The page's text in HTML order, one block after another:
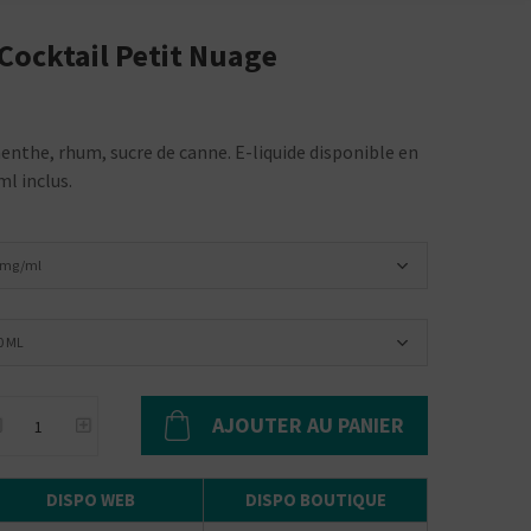
Petit Nuage
rhum, sucre de canne. E-liquide disponible en
inclus.
ml
ML
AJOUTER AU PANIER
DISPO WEB DISPO BOUTIQUE